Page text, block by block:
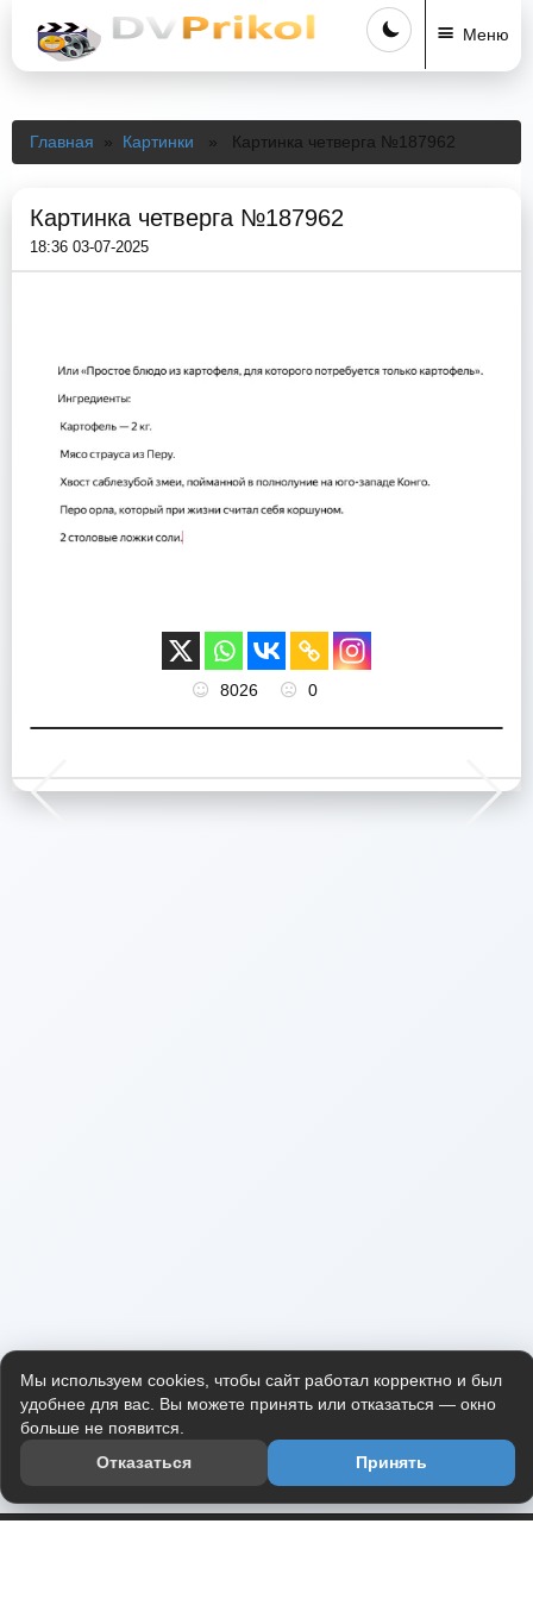
Меню
Главная » Картинки » Картинка четверга №187962
Картинка четверга №187962
18:36 03-07-2025
8026 0
Мы используем cookies, чтобы сайт работал корректно и был
удобнее для вас. Вы можете принять или отказаться — окно
больше не появится.
Отказаться
Принять